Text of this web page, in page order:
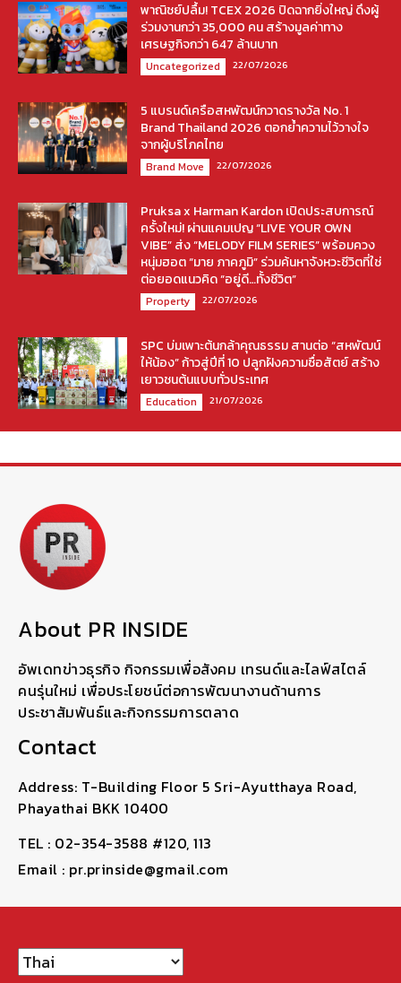
พาณิชย์ปลื้ม! TCEX 2026 ปิดฉากยิ่งใหญ่ ดึงผู้
ร่วมงานกว่า 35,000 คน สร้างมูลค่าทาง
เศรษฐกิจกว่า 647 ล้านบาท
Uncategorized 22/07/2026
5 แบรนด์เครือสหพัฒน์กวาดรางวัล No. 1
Brand Thailand 2026 ตอกย้ำความไว้วางใจ
จากผู้บริโภคไทย
Brand Move 22/07/2026
Pruksa x Harman Kardon เปิดประสบการณ์
ครั้งใหม่! ผ่านแคมเปญ “LIVE YOUR OWN
VIBE” ส่ง “MELODY FILM SERIES” พร้อมควง
หนุ่มฮอต “มาย ภาคภูมิ” ร่วมค้นหาจังหวะชีวิตที่ใช่
ต่อยอดแนวคิด “อยู่ดี…ทั้งชีวิต”
Property 22/07/2026
SPC บ่มเพาะต้นกล้าคุณธรรม สานต่อ “สหพัฒน์
ให้น้อง” ก้าวสู่ปีที่ 10 ปลูกฝังความซื่อสัตย์ สร้าง
เยาวชนต้นแบบทั่วประเทศ
Education 21/07/2026
About PR INSIDE
อัพเดทข่าวธุรกิจ กิจกรรมเพื่อสังคม เทรนด์และไลฟ์สไตล์
คนรุ่นใหม่ เพื่อประโยชน์ต่อการพัฒนางานด้านการ
ประชาสัมพันธ์และกิจกรรมการตลาด
Contact
Address: T-Building Floor 5 Sri-Ayutthaya Road,
Phayathai BKK 10400
TEL : 02-354-3588 #120, 113
Email : pr.prinside@gmail.com